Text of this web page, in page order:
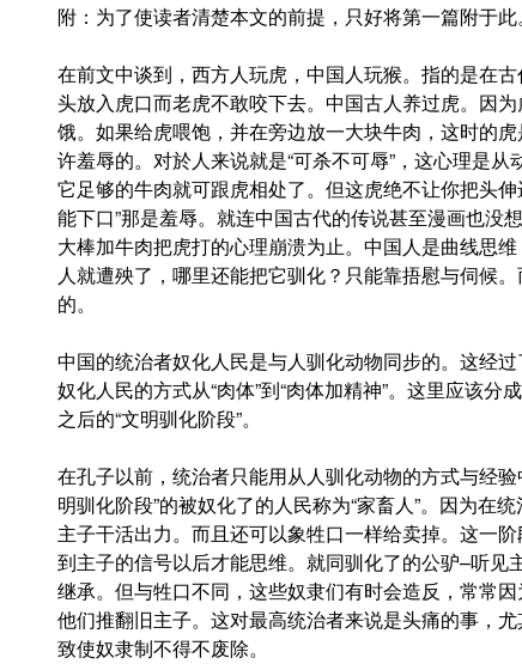
附：为了使读者清楚本文的前提，只好将第一篇附于
在前文中谈到，西方人玩虎，中国人玩猴。指的是在
头放入虎口而老虎不敢咬下去。中国古人养过虎。因
饿。如果给虎喂饱，并在旁边放一大块牛肉，这时的
许羞辱的。对於人来说就是“可杀不可辱”，这心理是
它足够的牛肉就可跟虎相处了。但这虎绝不让你把头
能下口”那是羞辱。就连中国古代的传说甚至漫画也没
大棒加牛肉把虎打的心理崩溃为止。中国人是曲线思
人就遭殃了，哪里还能把它驯化？只能靠捂慰与伺候
的。
中国的统治者奴化人民是与人驯化动物同步的。这经
奴化人民的方式从“肉体”到“肉体加精神”。这里应该分
之后的“文明驯化阶段”。
在孔子以前，统治者只能用从人驯化动物的方式与经
明驯化阶段”的被奴化了的人民称为“家畜人”。因为在
主子干活出力。而且还可以象牲口一样给卖掉。这一
到主子的信号以后才能思维。就同驯化了的公驴–听见
继承。但与牲口不同，这些奴隶们有时会造反，常常
他们推翻旧主子。这对最高统治者来说是头痛的事，
致使奴隶制不得不废除。